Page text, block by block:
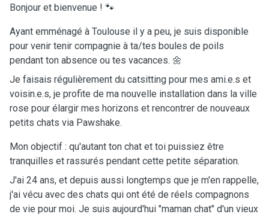
Bonjour et bienvenue ! 🐾
Ayant emménagé à Toulouse il y a peu, je suis disponible
pour venir tenir compagnie à ta/tes boules de poils
pendant ton absence ou tes vacances. 🌼
Je faisais régulièrement du catsitting pour mes ami.e.s et
voisin.e.s, je profite de ma nouvelle installation dans la ville
rose pour élargir mes horizons et rencontrer de nouveaux
petits chats via Pawshake.
Mon objectif : qu'autant ton chat et toi puissiez être
tranquilles et rassurés pendant cette petite séparation.
J'ai 24 ans, et depuis aussi longtemps que je m'en rappelle,
j'ai vécu avec des chats qui ont été de réels compagnons
de vie pour moi. Je suis aujourd'hui "maman chat" d'un vieux